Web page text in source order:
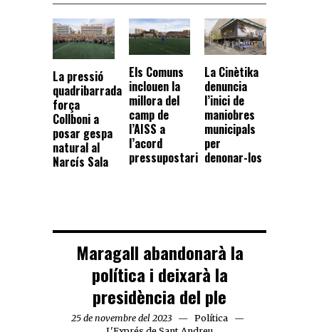
La pressió
quadribarrada
força
Collboni a
posar gespa
natural al
Narcís Sala
Els Comuns
inclouen la
millora del
camp de
l’AISS a
l’acord
pressupostari
La Cinètika
denuncia
l’inici de
maniobres
municipals
per
denonar-los
Maragall abandonarà la
política i deixarà la
presidència del ple
25 de novembre del 2023
Política